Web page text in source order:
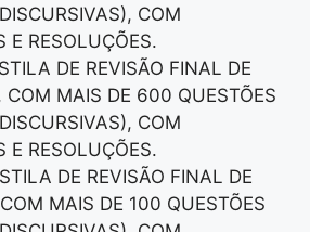
COM
E RESOLUÇÕES.
DE REVISÃO FINAL DE
COM MAIS DE 600 QUESTÕES
COM
E RESOLUÇÕES.
DE REVISÃO FINAL DE
COM MAIS DE 100 QUESTÕES